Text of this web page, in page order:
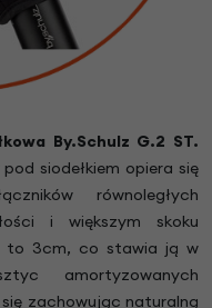
By.Schulz G.2 ST.
siodełkiem opiera się
równoległych
i większym skoku
to 3cm, co stawia ją w
amortyzowanych
zachowując naturalną